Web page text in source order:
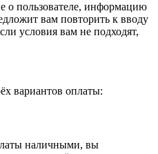
о пользователе, информацию
вам повторить к вводу
условия вам не подходят,
вариантов оплаты:
наличными, вы